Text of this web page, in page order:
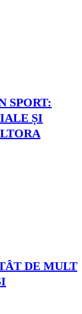
SPORT:
ȘI
DE MULT